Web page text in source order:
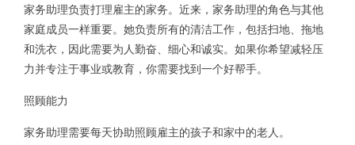
家务助理负责打理雇主的家务。近来，家务助理的角色与其他
家庭成员一样重要。她负责所有的清洁工作，包括扫地、拖地
和洗衣，因此需要为人勤奋、细心和诚实。如果你希望减轻压
力并专注于事业或教育，你需要找到一个好帮手。
照顾能力
家务助理需要每天协助照顾雇主的孩子和家中的老人。